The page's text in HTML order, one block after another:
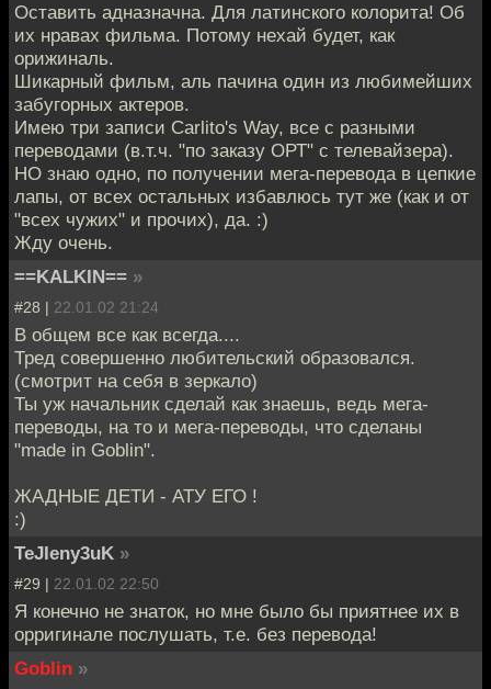
Оставить адназначна. Для латинского колорита! Об
их нравах фильма. Потому нехай будет, как
орижиналь.
Шикарный фильм, аль пачина один из любимейших
забугорных актеров.
Имею три записи Carlito's Way, все с разными
переводами (в.т.ч. "по заказу ОРТ" с телевайзера).
НО знаю одно, по получении мега-перевода в цепкие
лапы, от всех остальных избавлюсь тут же (как и от
"всех чужих" и прочих), да. :)
Жду очень.
==KALKIN== »
#28 | 22.01.02 21:24
В общем все как всегда....
Тред совершенно любительский образовался.
(смотрит на себя в зеркало)
Ты уж начальник сделай как знаешь, ведь мега-
переводы, на то и мега-переводы, что сделаны
"made in Goblin".
ЖАДНЫЕ ДЕТИ - АТУ ЕГО !
:)
TeJIeny3uK »
#29 | 22.01.02 22:50
Я конечно не знаток, но мне было бы приятнее их в
орригинале послушать, т.е. без перевода!
Goblin »